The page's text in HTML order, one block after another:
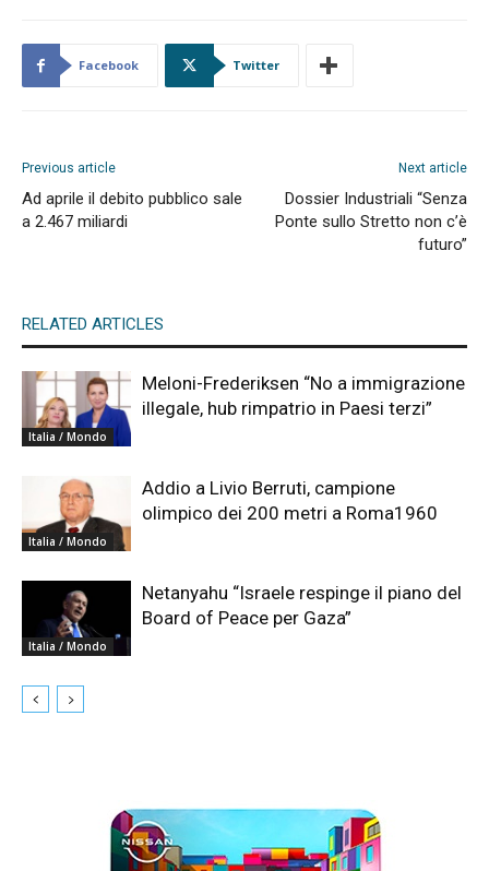
Facebook Twitter
Previous article
Ad aprile il debito pubblico sale
a 2.467 miliardi
Next article
Dossier Industriali “Senza
Ponte sullo Stretto non c’è
futuro”
RELATED ARTICLES
Italia / Mondo
Meloni-Frederiksen “No a immigrazione
illegale, hub rimpatrio in Paesi terzi”
Italia / Mondo
Addio a Livio Berruti, campione
olimpico dei 200 metri a Roma1960
Italia / Mondo
Netanyahu “Israele respinge il piano del
Board of Peace per Gaza”